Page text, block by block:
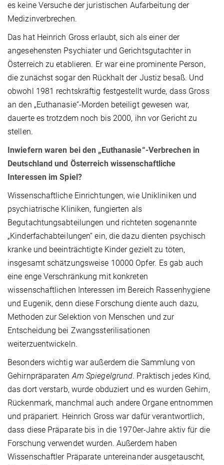
es keine Versuche der juristischen Aufarbeitung der
Medizinverbrechen.
Das hat Heinrich Gross erlaubt, sich als einer der
angesehensten Psychiater und Gerichtsgutachter in
Österreich zu etablieren. Er war eine prominente Person,
die zunächst sogar den Rückhalt der Justiz besaß. Und
obwohl 1981 rechtskräftig festgestellt wurde, dass Gross
an den „Euthanasie“-Morden beteiligt gewesen war,
dauerte es trotzdem noch bis 2000, ihn vor Gericht zu
stellen.
Inwiefern waren bei den „Euthanasie“-Verbrechen in
Deutschland und Österreich wissenschaftliche
Interessen im Spiel?
Wissenschaftliche Einrichtungen, wie Unikliniken und
psychiatrische Kliniken, fungierten als
Begutachtungsabteilungen und richteten sogenannte
„Kinderfachabteilungen“ ein, die dazu dienten psychisch
kranke und beeinträchtigte Kinder gezielt zu töten,
insgesamt schätzungsweise 10000 Opfer. Es gab auch
eine enge Verschränkung mit konkreten
wissenschaftlichen Interessen im Bereich Rassenhygiene
und Eugenik, denn diese Forschung diente auch dazu,
Methoden zur Selektion von Menschen und zur
Entscheidung bei Zwangssterilisationen
weiterzuentwickeln.
Besonders wichtig war außerdem die Sammlung von
GehirnpräparatenAm Spiegelgrund. Praktisch jedes Kind,
das dort verstarb, wurde obduziert und es wurden Gehirn,
Rückenmark, manchmal auch andere Organe entnommen
und präpariert. Heinrich Gross war dafür verantwortlich,
dass diese Präparate bis in die 1970er-Jahre aktiv für die
Forschung verwendet wurden. Außerdem haben
Wissenschaftler Präparate untereinander ausgetauscht,